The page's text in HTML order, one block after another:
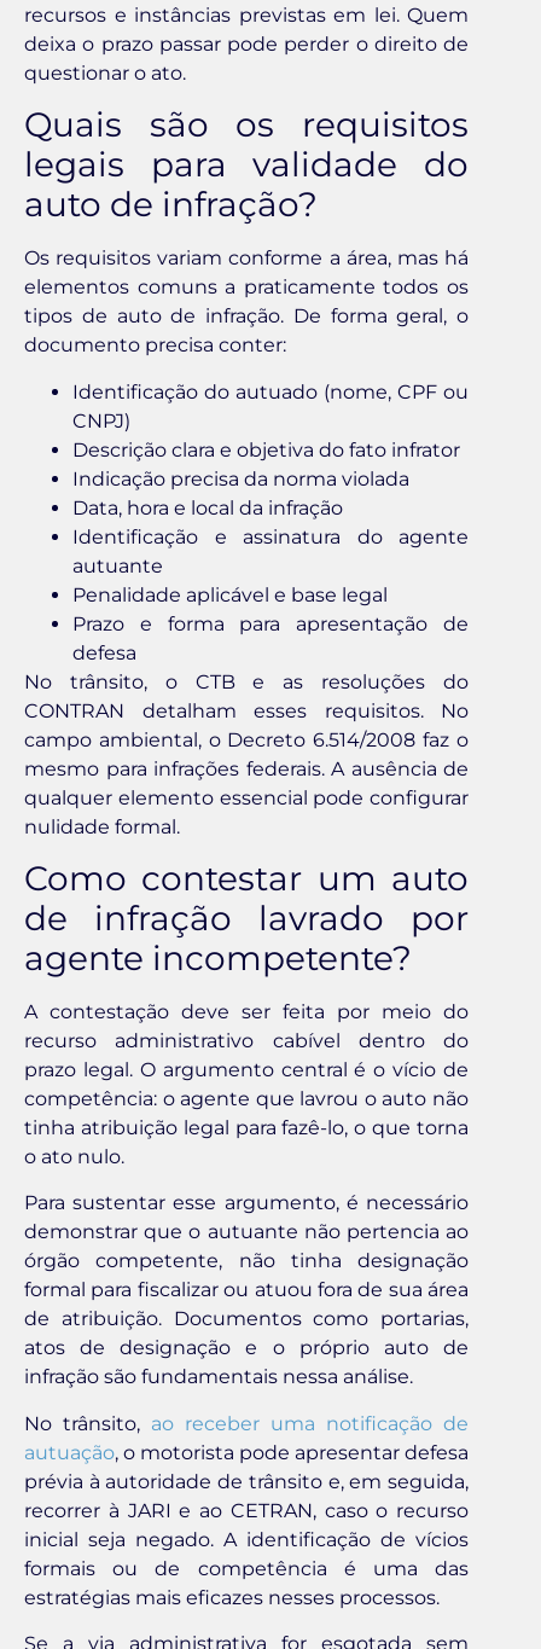
recursos e instâncias previstas em lei. Quem
deixa o prazo passar pode perder o direito de
questionar o ato.
Quais são os requisitos
legais para validade do
auto de infração?
Os requisitos variam conforme a área, mas há
elementos comuns a praticamente todos os
tipos de auto de infração. De forma geral, o
documento precisa conter:
Identificação do autuado (nome, CPF ou
CNPJ)
Descrição clara e objetiva do fato infrator
Indicação precisa da norma violada
Data, hora e local da infração
Identificação e assinatura do agente
autuante
Penalidade aplicável e base legal
Prazo e forma para apresentação de
defesa
No trânsito, o CTB e as resoluções do
CONTRAN detalham esses requisitos. No
campo ambiental, o Decreto 6.514/2008 faz o
mesmo para infrações federais. A ausência de
qualquer elemento essencial pode configurar
nulidade formal.
Como contestar um auto
de infração lavrado por
agente incompetente?
A contestação deve ser feita por meio do
recurso administrativo cabível dentro do
prazo legal. O argumento central é o vício de
competência: o agente que lavrou o auto não
tinha atribuição legal para fazê-lo, o que torna
o ato nulo.
Para sustentar esse argumento, é necessário
demonstrar que o autuante não pertencia ao
órgão competente, não tinha designação
formal para fiscalizar ou atuou fora de sua área
de atribuição. Documentos como portarias,
atos de designação e o próprio auto de
infração são fundamentais nessa análise.
No trânsito, ao receber uma notificação de
autuação, o motorista pode apresentar defesa
prévia à autoridade de trânsito e, em seguida,
recorrer à JARI e ao CETRAN, caso o recurso
inicial seja negado. A identificação de vícios
formais ou de competência é uma das
estratégias mais eficazes nesses processos.
Se a via administrativa for esgotada sem